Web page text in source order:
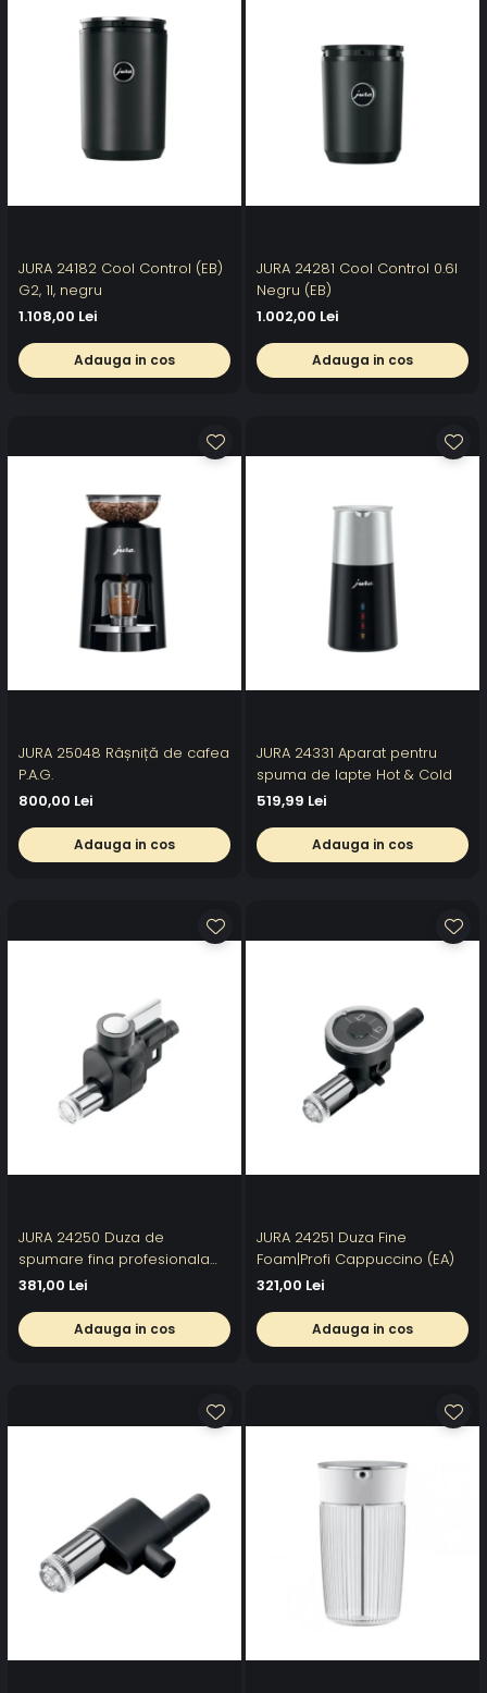
JURA 24182 Cool Control (EB)
G2, 1l, negru
1.108,00 Lei
Adauga in cos
JURA 24281 Cool Control 0.6l
Negru (EB)
1.002,00 Lei
Adauga in cos
JURA 25048 Râșniță de cafea
P.A.G.
800,00 Lei
Adauga in cos
JURA 24331 Aparat pentru
spuma de lapte Hot & Cold
519,99 Lei
Adauga in cos
JURA 24250 Duza de
spumare fina profesionala
G2
381,00 Lei
Adauga in cos
JURA 24251 Duza Fine
Foam|Profi Cappuccino (EA)
321,00 Lei
Adauga in cos